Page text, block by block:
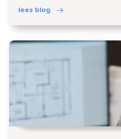
lees blog